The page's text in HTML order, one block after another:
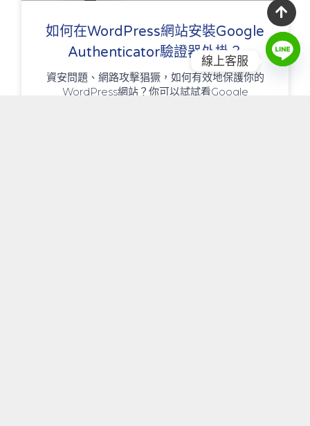
如何在WordPress網站安裝Google
Authenticator驗證器外掛？
資安問題、網路攻擊猖獗，如何有效地保護你的
WordPress網站？你可以試試看Google
線上客服